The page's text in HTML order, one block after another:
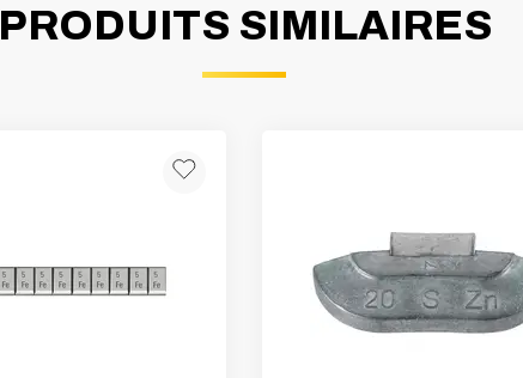
PRODUITS SIMILAIRES